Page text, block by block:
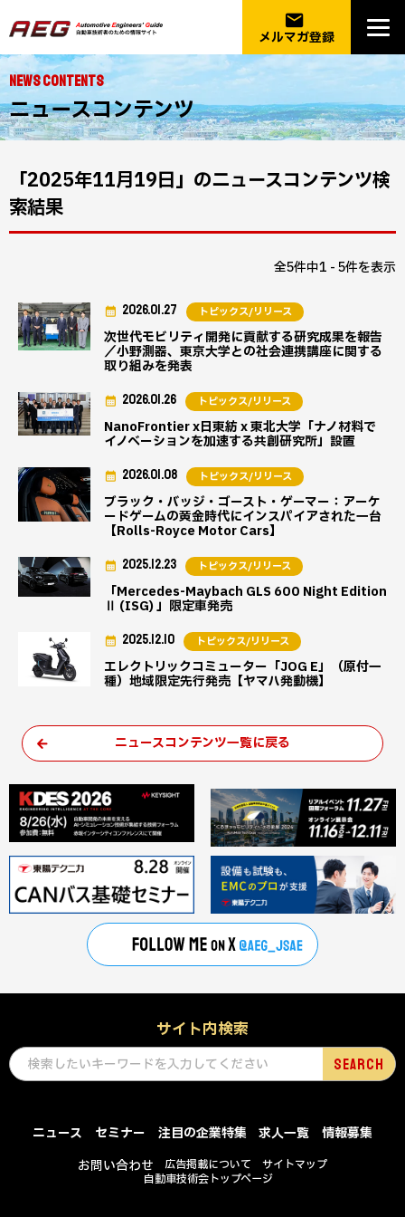
email
メルマガ登録
NEWS CONTENTS
ニュースコンテンツ
「2025年11月19日」のニュースコンテンツ検
索結果
全5件中1 - 5件を表示
次世代モビリティ開発に貢献する研究成果を報告
／小野測器、東京大学との社会連携講座に関する
取り組みを発表
2026.01.27 トピックス/リリース
NanoFrontier x日東紡 x 東北大学「ナノ材料で
イノベーションを加速する共創研究所」設置
2026.01.26 トピックス/リリース
ブラック・バッジ・ゴースト・ゲーマー：アーケ
ードゲームの黄金時代にインスパイアされた一台
【Rolls-Royce Motor Cars】
2026.01.08 トピックス/リリース
「Mercedes-Maybach GLS 600 Night Edition
Ⅱ (ISG) 」限定車発売
2025.12.23 トピックス/リリース
エレクトリックコミューター「JOG E」（原付一
種）地域限定先行発売【ヤマハ発動機】
2025.12.10 トピックス/リリース
ニュースコンテンツ一覧に戻る
サイト内検索
ニュース セミナー 注目の企業特集 求人一覧
情報募集
お問い合わせ
広告掲載について
サイトマップ
自動車技術会トップページ